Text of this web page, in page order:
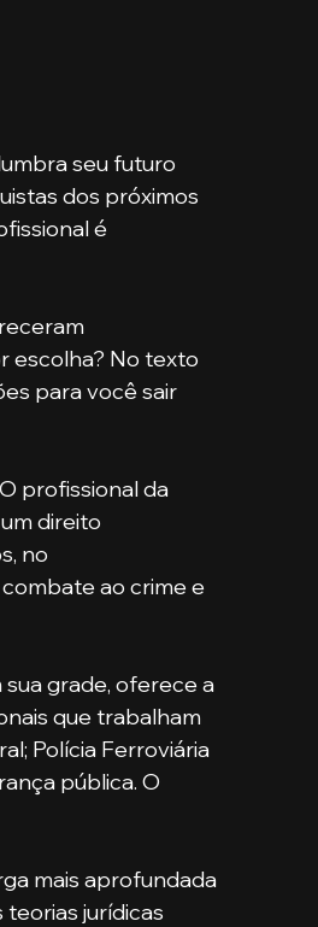
seu futuro
dos próximos
é
escolha? No texto
para você sair
direito
no
ao crime e
que trabalham
Polícia Ferroviária
pública. O
teorias jurídicas